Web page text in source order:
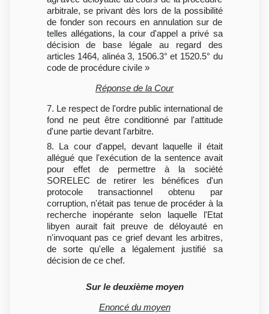
arbitrale, se privant dès lors de la possibilité
de fonder son recours en annulation sur de
telles allégations, la cour d'appel a privé sa
décision de base légale au regard des
articles 1464, alinéa 3, 1506.3° et 1520.5° du
code de procédure civile »
Réponse de la Cour
7. Le respect de l'ordre public international de
fond ne peut être conditionné par l'attitude
d'une partie devant l'arbitre.
8. La cour d'appel, devant laquelle il était
allégué que l'exécution de la sentence avait
pour effet de permettre à la société
SORELEC de retirer les bénéfices d'un
protocole transactionnel obtenu par
corruption, n'était pas tenue de procéder à la
recherche inopérante selon laquelle l'Etat
libyen aurait fait preuve de déloyauté en
n'invoquant pas ce grief devant les arbitres,
de sorte qu'elle a légalement justifié sa
décision de ce chef.
Sur le deuxième moyen
Enoncé du moyen